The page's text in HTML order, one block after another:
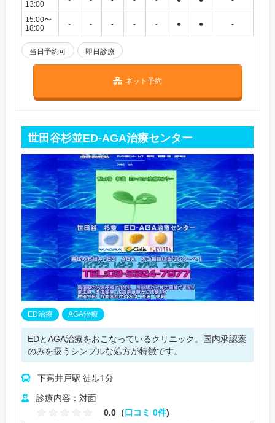
13:00
15:00〜
18:00
- - - - - ● ● -
当日予約可 即日診療
ネット予約
世田谷杉並ED-AGA治療センター
ED治療 AGA治療
EDとAGA治療をおこなっているクリニック。国内承認薬
のみを扱うシンプルな処方が特徴です。
下高井戸駅 徒歩1分
診療内容：対面
0.0（口コミ 0件)